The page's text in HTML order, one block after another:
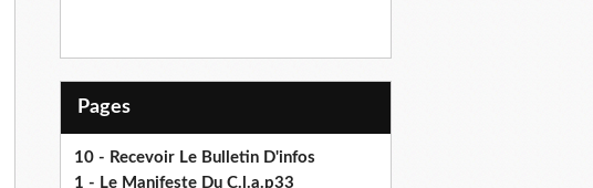
Pages
10 - Recevoir Le Bulletin D'infos
1 - Le Manifeste Du C.l.a.p33